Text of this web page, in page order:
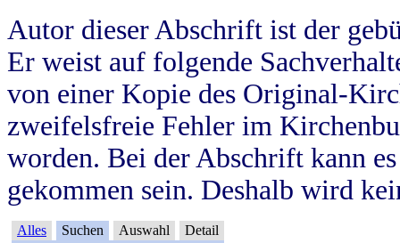
Autor dieser Abschrift ist der
Er weist auf folgende
von einer Kopie des Original-
zweifelsfreie Fehler im
worden. Bei der Abschrift kann
gekommen sein. Deshalb wird
Alles Suchen Auswahl Detail